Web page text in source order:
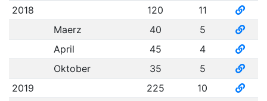
2018
120
11
Maerz
40
5
April
45
4
Oktober
35
5
2019
225
10